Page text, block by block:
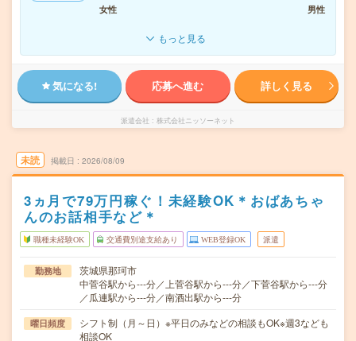
女性
男性
もっと見る
気になる! 応募へ進む 詳しく見る
派遣会社 株式会社ニッソーネット
未読 掲載日 2026/08/09
3ヵ月で79万円稼ぐ！未経験OK＊おばあちゃ
んのお話相手など＊
職種未経験OK 交通費別途支給あり WEB登録OK 派遣
勤務地
茨城県那珂市
中菅谷駅から---分／上菅谷駅から---分／下菅谷駅から---分
／瓜連駅から---分／南酒出駅から---分
曜日頻度
シフト制（月～日）※平日のみなどの相談もOK※週3なども
相談OK